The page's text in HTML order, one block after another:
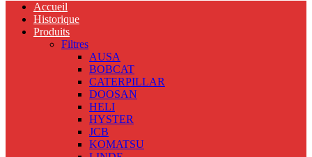
Accueil
Historique
Produits
Filtres
AUSA
BOBCAT
CATERPILLAR
DOOSAN
HELI
HYSTER
JCB
KOMATSU